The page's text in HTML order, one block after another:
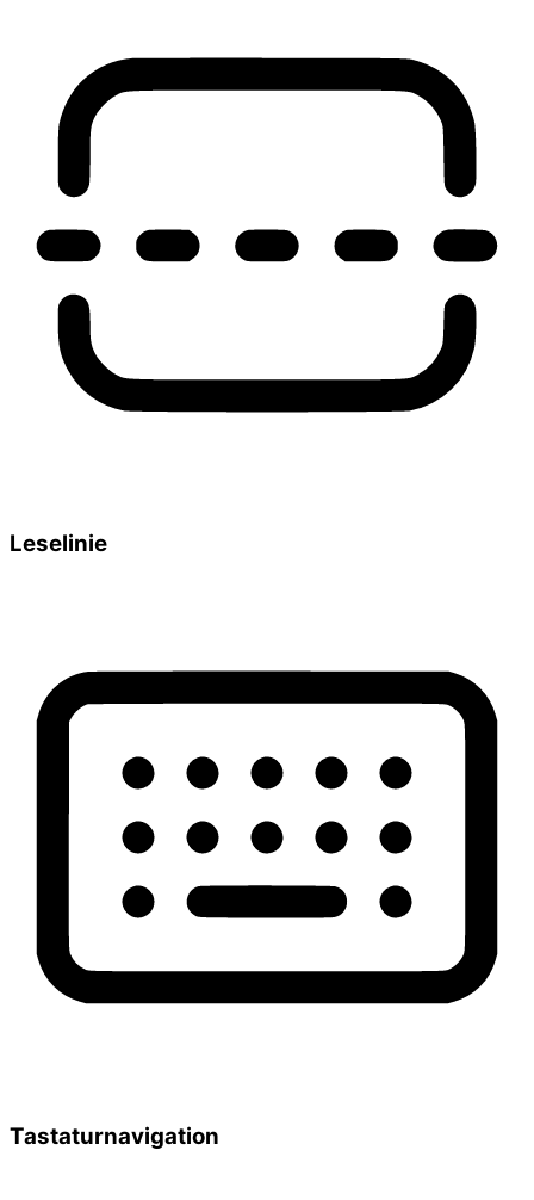
Leselinie
Tastaturnavigation